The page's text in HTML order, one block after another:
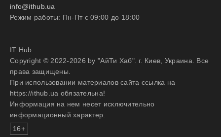
info@ithub.ua
Режим работы: Пн-Пт с 09:00 до 18:00
IT Hub
Copyright © 2022-2026 by "АйТи Хаб". г. Киев, Украина. Все
права защищены.
При использовании материалов сайта ссылка на
https://ithub.ua обязательна!
Информация на нем несет исключительно
информационный характер.
16+